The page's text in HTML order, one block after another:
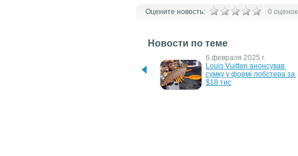
Оцените новость: 0 оценок
Новости по теме
6 февраля 2025 г.
Louis Vuitton анонсував
сумку у формі лобстера за
$18 тис